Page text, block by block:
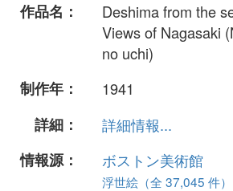
作品名：
Deshima from the
Views of Nagasaki
no uchi)
制作年：
1941
詳細：
詳細情報...
情報源：
ボストン美術館
浮世絵（全 37,045 件